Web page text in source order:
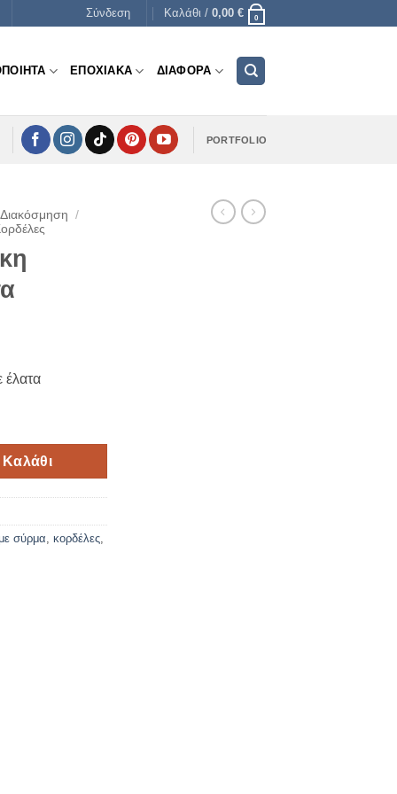
Σύνδεση Καλάθι / 0,00 € 0
ΕΠΟΧΙΑΚΑ ΔΙΑΦΟΡΑ
PORTFOLIO
/
έλατα
σύρμα κορδέλες